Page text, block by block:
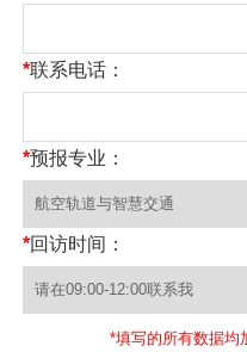
*联系电话：
*预报专业：
*回访时间：
*填写的所有数据均